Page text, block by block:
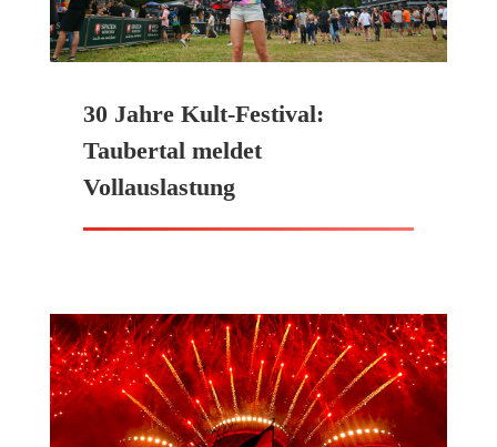
30 Jahre Kult-Festival:
Taubertal meldet
Vollauslastung